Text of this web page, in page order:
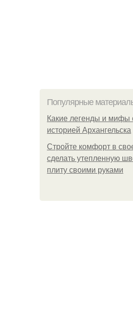
Популярные
Какие легенды и мифы
историей Архангельска
Стройте комфорт в
сделать утепленную
плиту своими руками